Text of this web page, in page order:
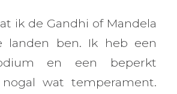
ik de Gandhi of Mandela
landen ben. Ik heb een
en een beperkt
wat temperament.